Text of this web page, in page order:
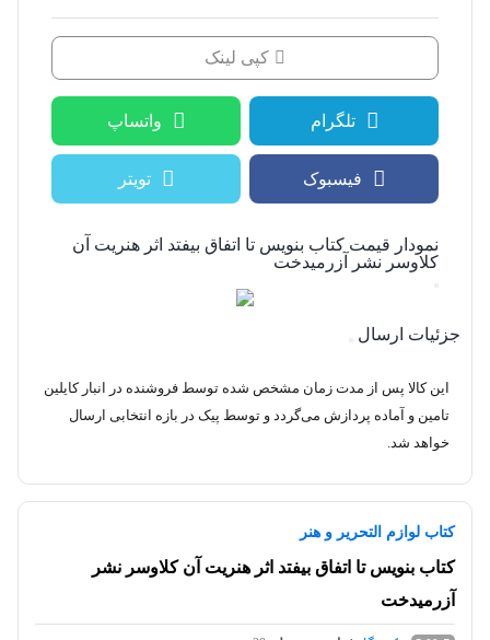
کپی لینک
تلگرام واتساپ
فیسبوک تویتر
نمودار قیمت کتاب بنویس تا اتفاق بیفتد اثر هنریت آن
کلاوسر نشر آزرمیدخت
جزئیات ارسال
این کالا پس از مدت زمان مشخص شده توسط فروشنده در انبار کایلین
تامین و آماده پردازش می‌گردد و توسط پیک در بازه انتخابی ارسال
خواهد شد.
کتاب لوازم التحریر و هنر
کتاب بنویس تا اتفاق بیفتد اثر هنریت آن کلاوسر نشر
آزرمیدخت